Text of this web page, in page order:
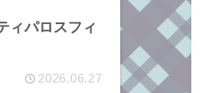
ィパロスフィ
2026.06.27